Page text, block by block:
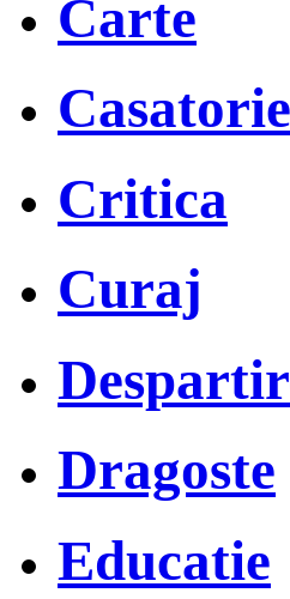
Carte
Casatorie
Critica
Curaj
Dragoste
Educatie